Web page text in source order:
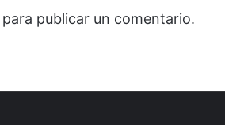
para publicar un comentario.